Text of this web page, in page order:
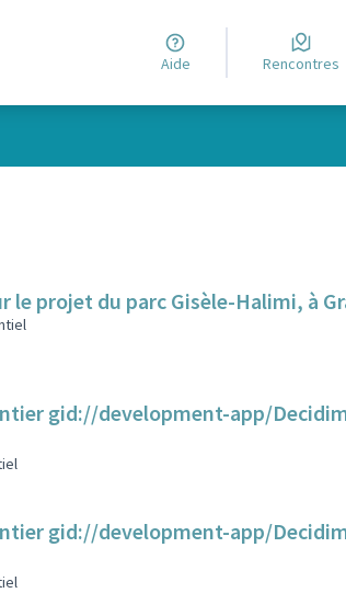
Aide Rencontres
Réunion
gid://development-app/
gid://development-app/